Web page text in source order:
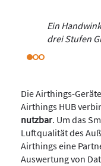
Ein
drei Stufen
Die Airthings-
Airthings HUB
nutzbar. Um das
Luftqualität des
Airthings eine
Auswertung von